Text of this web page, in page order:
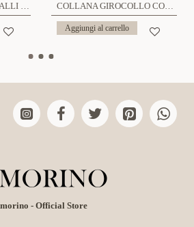
COLLANA CON CRISTALLI - NK22156D212 COLLANA GIROCOLLO CON PIETRE NATURALI - FJ23104F195
Aggiungi al carrello
- Official Store